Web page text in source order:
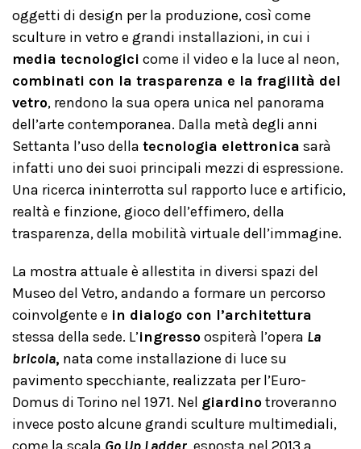
oggetti di design per la produzione, così come
sculture in vetro e grandi installazioni, in cui i
media tecnologici come il video e la luce al neon,
combinati con la trasparenza e la fragilità del
vetro, rendono la sua opera unica nel panorama
dell’arte contemporanea. Dalla metà degli anni
Settanta l’uso della tecnologia elettronica sarà
infatti uno dei suoi principali mezzi di espressione.
Una ricerca ininterrotta sul rapporto luce e artificio,
realtà e finzione, gioco dell’effimero, della
trasparenza, della mobilità virtuale dell’immagine.
La mostra attuale è allestita in diversi spazi del
Museo del Vetro, andando a formare un percorso
coinvolgente e in dialogo con l’architettura
stessa della sede. L’ingressoospiterà l’opera La
bricola, nata come installazione di luce su
pavimento specchiante, realizzata per l’Euro-
Domus di Torino nel 1971. Nel giardinotroveranno
invece posto alcune grandi sculture multimediali,